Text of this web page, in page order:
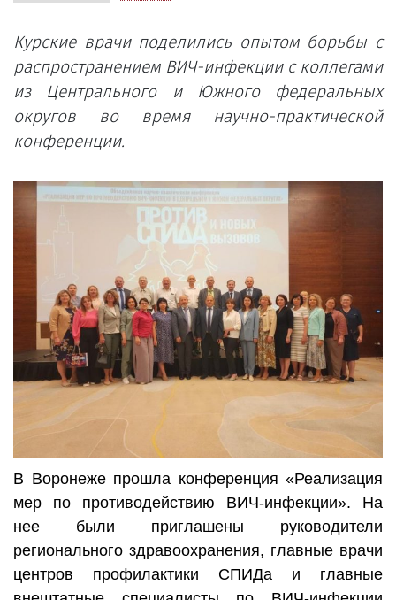
Курские врачи поделились опытом борьбы с
распространением ВИЧ-инфекции с коллегами
из Центрального и Южного федеральных
округов во время научно-практической
конференции.
В Воронеже прошла конференция «Реализация
мер по противодействию ВИЧ-инфекции». На
нее были приглашены руководители
регионального здравоохранения, главные врачи
центров профилактики СПИДа и главные